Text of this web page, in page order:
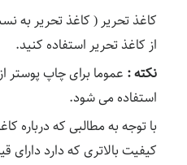
کاغذ تحریر ( کاغذ تحریر به
از کاغذ تحریر استفاده کنید.
نکته : عموما برای چاپ پوستر
استفاده می شود.
با توجه به مطالبی که درباره
کیفیت بالاتری که دارد